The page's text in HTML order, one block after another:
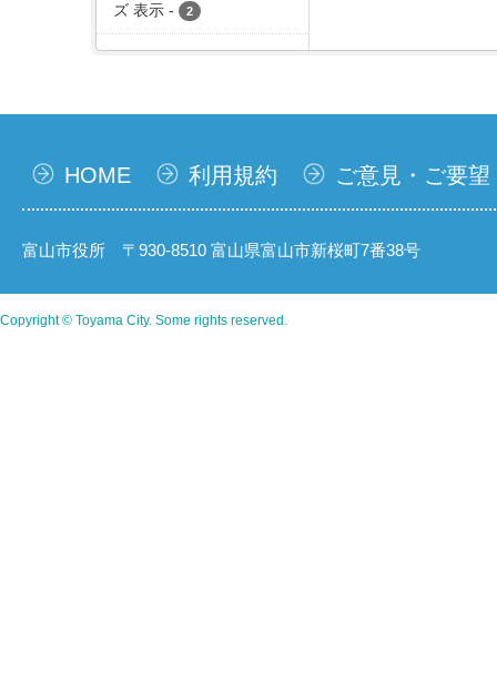
ズ 表示 - 2
HOME 利用規約 ご意見・ご要望
富山市役所 〒930-8510 富山県富山市新桜町7番38号
Copyright © Toyama City. Some rights reserved.